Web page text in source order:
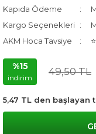
Kapıda Ödeme
Kargo Seçenekleri
AKM Hoca Tavsiye
%15
indirim
49,50 TL
5,47 TL den başlayan